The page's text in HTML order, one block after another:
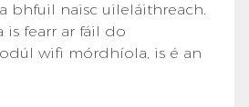
bhfuil naisc uileláithreach.
is fearr ar fáil do
wifi mórdhíola, is é an